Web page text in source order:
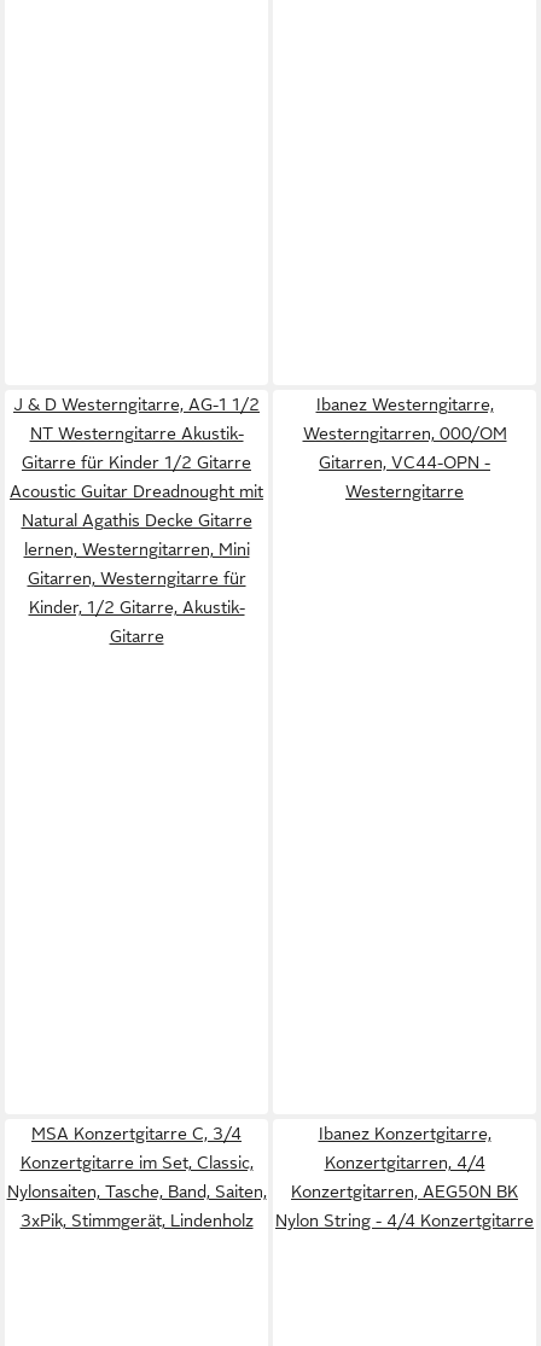
J & D Westerngitarre, AG-1 1/2
NT Westerngitarre Akustik-
Gitarre für Kinder 1/2 Gitarre
Acoustic Guitar Dreadnought mit
Natural Agathis Decke Gitarre
lernen, Westerngitarren, Mini
Gitarren, Westerngitarre für
Kinder, 1/2 Gitarre, Akustik-
Gitarre
Ibanez Westerngitarre,
Westerngitarren, 000/OM
Gitarren, VC44-OPN -
Westerngitarre
MSA Konzertgitarre C, 3/4
Konzertgitarre im Set, Classic,
Nylonsaiten, Tasche, Band, Saiten,
3xPik, Stimmgerät, Lindenholz
Ibanez Konzertgitarre,
Konzertgitarren, 4/4
Konzertgitarren, AEG50N BK
Nylon String - 4/4 Konzertgitarre